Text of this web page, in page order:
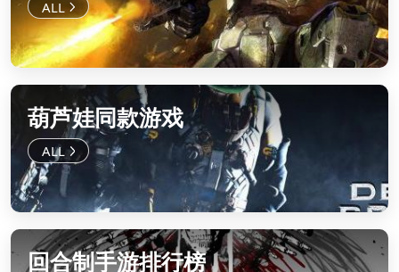
葫芦娃同款游戏
回合制手游排行榜